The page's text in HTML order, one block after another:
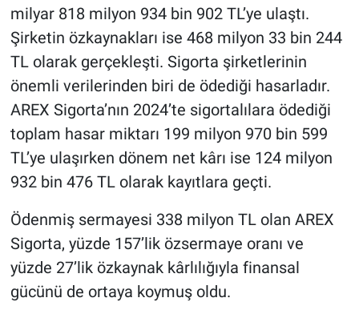
milyar 818 milyon 934 bin 902 TL’ye ulaştı.
Şirketin özkaynakları ise 468 milyon 33 bin 244
TL olarak gerçekleşti. Sigorta şirketlerinin
önemli verilerinden biri de ödediği hasarladır.
AREX Sigorta’nın 2024’te sigortalılara ödediği
toplam hasar miktarı 199 milyon 970 bin 599
TL’ye ulaşırken dönem net kârı ise 124 milyon
932 bin 476 TL olarak kayıtlara geçti.
Ödenmiş sermayesi 338 milyon TL olan AREX
Sigorta, yüzde 157’lik özsermaye oranı ve
yüzde 27’lik özkaynak kârlılığıyla finansal
gücünü de ortaya koymuş oldu.